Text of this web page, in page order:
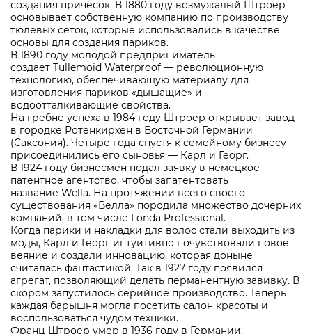
создания причесок. В 1880 году возмужалый Штроер
основывает собственную компанию по производству
тюлевых сеток, которые использовались в качестве
основы для создания париков.
В 1890 году молодой предприниматель
создает Tullemoid Waterproof — революционную
технологию, обеспечивающую материалу для
изготовления париков «дышащие» и
водоотталкивающие свойства.
На гребне успеха в 1984 году Штроер открывает завод
в городке Ротенкирхен в Восточной Германии
(Саксония). Четыре года спустя к семейному бизнесу
присоединились его сыновья — Карл и Георг.
В 1924 году бизнесмен подал заявку в немецкое
патентное агентство, чтобы запатентовать
название Wella. На протяжении всего своего
существования «Велла» породила множество дочерних
компаний, в том числе Londa Professional.
Когда парики и накладки для волос стали выходить из
моды, Карл и Георг интуитивно почувствовали новое
веяние и создали инновацию, которая доныне
считалась фантастикой. Так в 1927 году появился
агрегат, позволяющий делать перманентную завивку. В
скором запустилось серийное производство. Теперь
каждая барышня могла посетить салон красоты и
воспользоваться чудом техники.
Франц Штроер умер в 1936 году в Германии.